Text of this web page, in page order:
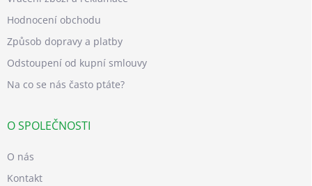
Hodnocení obchodu
Způsob dopravy a platby
Odstoupení od kupní smlouvy
Na co se nás často ptáte?
O SPOLEČNOSTI
O nás
Kontakt